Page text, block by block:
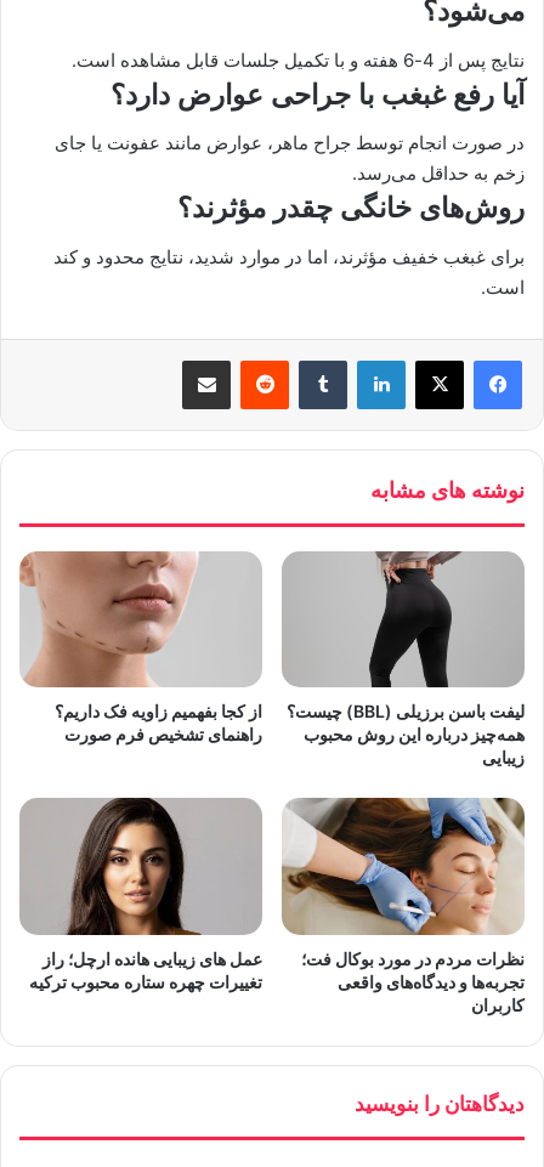
می‌شود؟
نتایج پس از 4-6 هفته و با تکمیل جلسات قابل مشاهده است.
آیا رفع غبغب با جراحی عوارض دارد؟
در صورت انجام توسط جراح ماهر، عوارض مانند عفونت یا جای
زخم به حداقل می‌رسد.
روش‌های خانگی چقدر مؤثرند؟
برای غبغب خفیف مؤثرند، اما در موارد شدید، نتایج محدود و کند
است.
لینکدین ‫تامبلر ‫رددیت اشتراک گذاری از طریق ایمیل
نوشته های مشابه
لیفت باسن برزیلی (BBL) چیست؟
همه‌چیز درباره این روش محبوب
زیبایی
از کجا بفهمیم زاویه فک داریم؟
راهنمای تشخیص فرم صورت
نظرات مردم در مورد بوکال فت؛
تجربه‌ها و دیدگاه‌های واقعی
کاربران
عمل های زیبایی هانده ارچل؛ راز
تغییرات چهره ستاره محبوب ترکیه
دیدگاهتان را بنویسید